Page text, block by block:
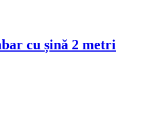
cu șină 2 metri